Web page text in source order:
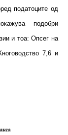
податоците од
подобри
и тоа: Опсег на
7,6 и